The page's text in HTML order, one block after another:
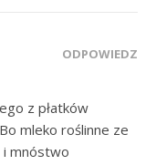
ODPOWIEDZ
z płatków
mleko roślinne ze
i mnóstwo